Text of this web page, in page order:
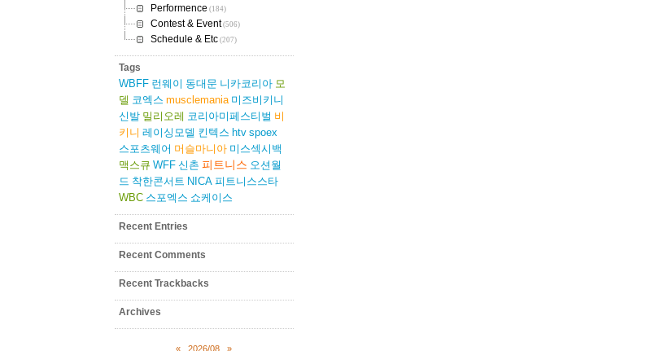
Performence (184)
Contest & Event(506)
Schedule & Etc(207)
Tags
WBFF 런웨이 동대문 니카코리아 모
델 코엑스 musclemania 미즈비키니
신발 밀리오레 코리아미페스티벌 비
키니 레이싱모델 킨텍스 htv spoex
스포츠웨어 머슬마니아 미스섹시백
맥스큐 WFF 신촌 피트니스 오션월
드 착한콘서트 NICA 피트니스스타
WBC 스포엑스 쇼케이스
Recent Entries
Recent Comments
Recent Trackbacks
Archives
« 2026/08 »